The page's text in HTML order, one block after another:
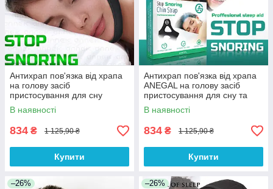
Антихрап пов'язка від храпа
на голову засіб
пристосування для сну
універсальний для лікування
храпа та Toshort
В наявності
834 ₴ 1 125,90 ₴
Купити
Антихрап пов'язка від храпа
ANEGAL на голову засіб
пристосування для сну та
лікування хропіння
В наявності
834 ₴ 1 125,90 ₴
Купити
–26% –26%